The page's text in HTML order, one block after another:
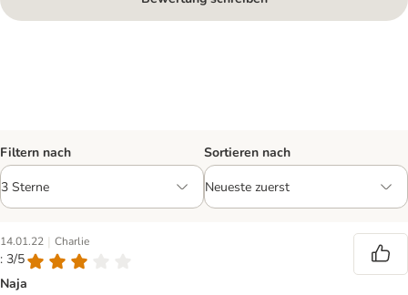
Filtern nach Sortieren nach
14.01.22 | Charlie
: 3/5
Naja